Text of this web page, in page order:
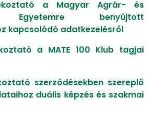
a Magyar Agrár- és
Egyetemre benyújtott
kapcsolódó adatkezelésről
a MATE 100 Klub tagjai
szerződésekben szereplő
duális képzés és szakmai